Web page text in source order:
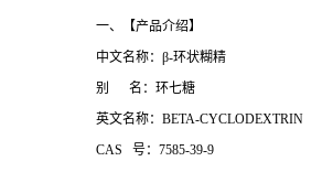
一、【产品介绍】
中文名称：β-环状糊精
别 名：环七糖
英文名称：BETA-CYCLODEXTRIN
CAS 号：7585-39-9